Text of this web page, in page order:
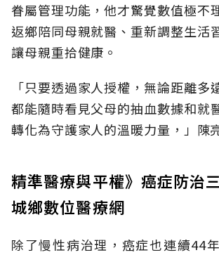
眷屬管理功能，他才驚覺數值極不
返鄉陪同母親就醫、重新調整生活
讓母親重拾健康。
「只要透過家人授權，無論距離多
都能隨時看見父母的抽血數據和就
轉化為守護家人的溫暖力量，」陳
精準醫療與平權》癌症防治
城鄉數位醫療網
除了慢性病治理，癌症也連續44